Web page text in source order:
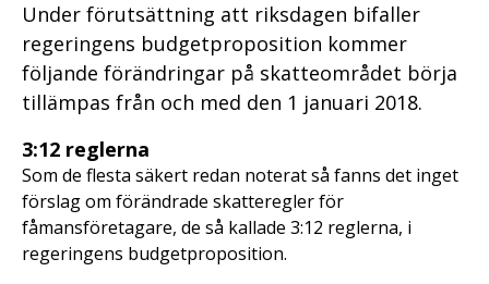
Under förutsättning att riksdagen bifaller
regeringens budgetproposition kommer
följande förändringar på skatteområdet börja
tillämpas från och med den 1 januari 2018.
3:12 reglerna
Som de flesta säkert redan noterat så fanns det inget
förslag om förändrade skatteregler för
fåmansföretagare, de så kallade 3:12 reglerna, i
regeringens budgetproposition.